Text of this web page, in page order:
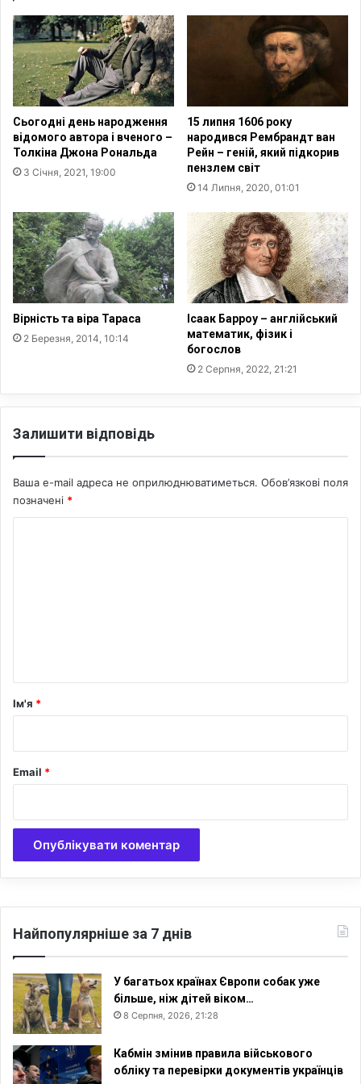
Сьогодні день народження
відомого автора і вченого –
Толкіна Джона Рональда
3 Січня, 2021, 19:00
15 липня 1606 року
народився Рембрандт ван
Рейн – геній, який підкорив
пензлем світ
14 Липня, 2020, 01:01
Вірність та віра Тараса
2 Березня, 2014, 10:14
Ісаак Барроу – англійський
математик, фізик і
богослов
2 Серпня, 2022, 21:21
Залишити відповідь
Ваша e-mail адреса не оприлюднюватиметься. Обов’язкові поля
позначені *
рІм'я *
Email *
Найпопулярніше за 7 днів
У багатьох країнах Європи собак уже
більше, ніж дітей віком…
8 Серпня, 2026, 21:28
Кабмін змінив правила військового
обліку та перевірки документів українців